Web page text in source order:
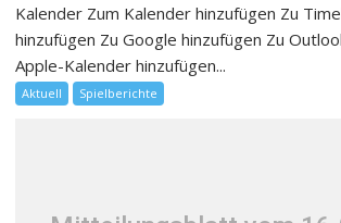
Kalender Zum Kalender hinzufügen Zu
hinzufügen Zu Google hinzufügen Zu
Apple-Kalender hinzufügen...
Aktuell Spielberichte